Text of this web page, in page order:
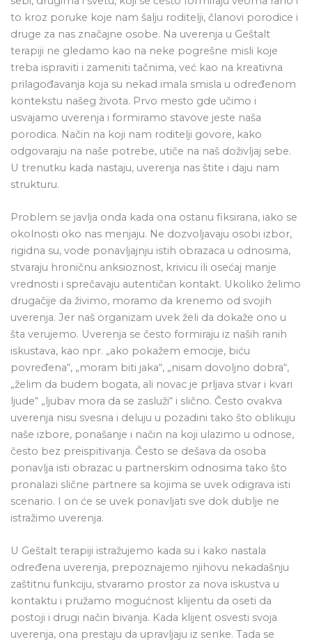
to kroz poruke koje nam šalju roditelji, članovi porodice i
druge za nas značajne osobe. Na uverenja u Geštalt
terapiji ne gledamo kao na neke pogrešne misli koje
treba ispraviti i zameniti tačnima, već kao na kreativna
prilagođavanja koja su nekad imala smisla u određenom
kontekstu našeg života. Prvo mesto gde učimo i
usvajamo uverenja i formiramo stavove jeste naša
porodica. Način na koji nam roditelji govore, kako
odgovaraju na naše potrebe, utiče na naš doživljaj sebe.
U trenutku kada nastaju, uverenja nas štite i daju nam
strukturu.
Problem se javlja onda kada ona ostanu fiksirana, iako se
okolnosti oko nas menjaju. Ne dozvoljavaju osobi izbor,
rigidna su, vode ponavljajnju istih obrazaca u odnosima,
stvaraju hroničnu anksioznost, krivicu ili osećaj manje
vrednosti i sprečavaju autentičan kontakt. Ukoliko želimo
drugačije da živimo, moramo da krenemo od svojih
uverenja. Jer naš organizam uvek želi da dokaže ono u
šta verujemo. Uverenja se često formiraju iz naših ranih
iskustava, kao npr. „ako pokažem emocije, biću
povređena“, „moram biti jaka“, „nisam dovoljno dobra“,
„želim da budem bogata, ali novac je prljava stvar i kvari
ljude“ „ljubav mora da se zasluži“ i slično. Često ovakva
uverenja nisu svesna i deluju u pozadini tako što oblikuju
naše izbore, ponašanje i način na koji ulazimo u odnose,
često bez preispitivanja. Često se dešava da osoba
ponavlja isti obrazac u partnerskim odnosima tako što
pronalazi slične partnere sa kojima se uvek odigrava isti
scenario. I on će se uvek ponavljati sve dok dublje ne
istražimo uverenja.
U Geštalt terapiji istražujemo kada su i kako nastala
određena uverenja, prepoznajemo njihovu nekadašnju
zaštitnu funkciju, stvaramo prostor za nova iskustva u
kontaktu i pružamo mogućnost klijentu da oseti da
postoji i drugi način bivanja. Kada klijent osvesti svoja
uverenja, ona prestaju da upravljaju iz senke. Tada se